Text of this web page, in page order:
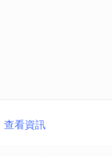
查看資訊